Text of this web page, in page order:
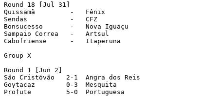
Round 18 [Jul 31]
Quissamã         -   Fênix
Sendas           -   CFZ
Bonsucesso       -   Nova Iguaçu
Sampaio Correa   -   Artsul
Cabofriense      -   Itaperuna
Group X
Round 1 [Jun 2]
São Cristóvão   2-1  Angra dos Reis
Goytacaz        0-3  Mesquita
Profute         5-0  Portuguesa